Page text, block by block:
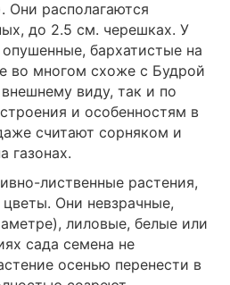
Они располагаются
до 2.5 см. черешках. У
бархатистые на
во многом схоже с Будрой
виду, так и по
и особенностям в
считают сорняком и
газонах.
лиственные растения,
Они невзрачные,
лиловые, белые или
сада семена не
осенью перенести в